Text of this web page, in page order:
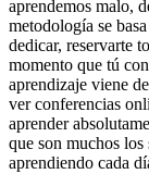
aprendemos malo,
metodología se
dedicar, reservarte
momento que tú
aprendizaje viene
ver conferencias
aprender
que son muchos
aprendiendo cada